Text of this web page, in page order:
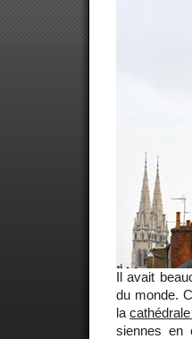
Il avait
du monde.
la
siennes en